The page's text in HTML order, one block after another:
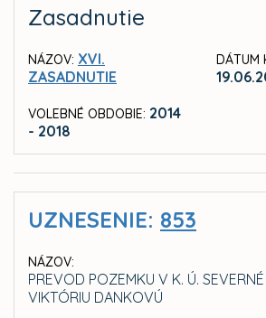
Zasadnutie
NÁZOV: XVI.
ZASADNUTIE
VOLEBNÉ OBDOBIE: 2014
- 2018
DÁTUM
UZNESENIE: 853
NÁZOV:
PREVOD POZEMKU V K. Ú.
VIKTÓRIU DANKOVÚ